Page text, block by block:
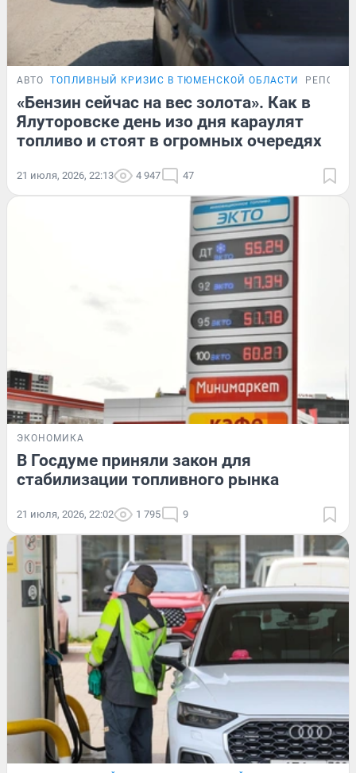
АВТО ТОПЛИВНЫЙ КРИЗИС В ТЮМЕНСКОЙ ОБЛАСТИ
«Бензин сейчас на вес золота». Как в
Ялуторовске день изо дня караулят
топливо и стоят в огромных очередях
21 июля, 2026, 22:13 4 947 47
ЭКОНОМИКА
В Госдуме приняли закон для
стабилизации топливного рынка
21 июля, 2026, 22:02 1 795 9